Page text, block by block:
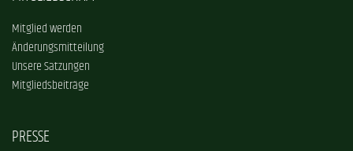
Mitglied werden
Änderungsmitteilung
Unsere Satzungen
Mitgliedsbeiträge
PRESSE